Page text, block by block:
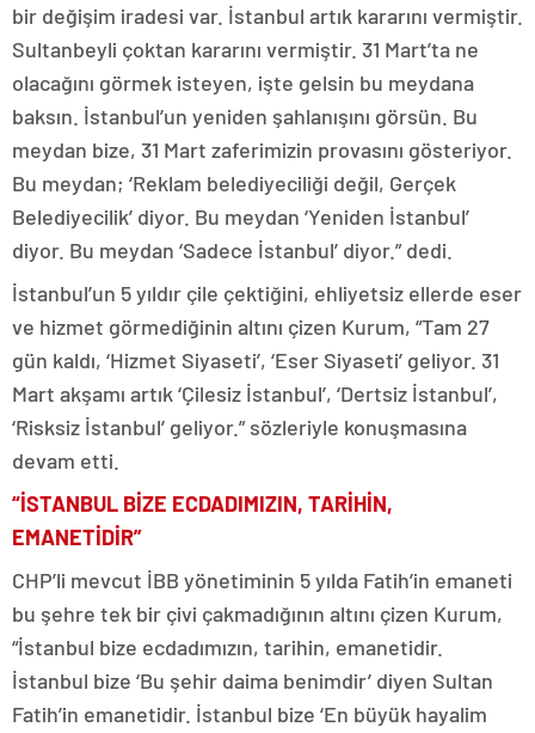
bir değişim iradesi var. İstanbul artık kararını vermiştir.
Sultanbeyli çoktan kararını vermiştir. 31 Mart’ta ne
olacağını görmek isteyen, işte gelsin bu meydana
baksın. İstanbul’un yeniden şahlanışını görsün. Bu
meydan bize, 31 Mart zaferimizin provasını gösteriyor.
Bu meydan; ‘Reklam belediyeciliği değil, Gerçek
Belediyecilik’ diyor. Bu meydan ‘Yeniden İstanbul’
diyor. Bu meydan ‘Sadece İstanbul’ diyor.” dedi.
İstanbul’un 5 yıldır çile çektiğini, ehliyetsiz ellerde eser
ve hizmet görmediğinin altını çizen Kurum, “Tam 27
gün kaldı, ‘Hizmet Siyaseti’, ‘Eser Siyaseti’ geliyor. 31
Mart akşamı artık ‘Çilesiz İstanbul’, ‘Dertsiz İstanbul’,
‘Risksiz İstanbul’ geliyor.” sözleriyle konuşmasına
devam etti.
“İSTANBUL BİZE ECDADIMIZIN, TARİHİN,
EMANETİDİR”
CHP’li mevcut İBB yönetiminin 5 yılda Fatih’in emaneti
bu şehre tek bir çivi çakmadığının altını çizen Kurum,
“İstanbul bize ecdadımızın, tarihin, emanetidir.
İstanbul bize ‘Bu şehir daima benimdir’ diyen Sultan
Fatih’in emanetidir. İstanbul bize ‘En büyük hayalim